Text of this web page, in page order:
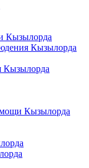
Кызылорда
Кызылорда
Кызылорда
Кызылорда